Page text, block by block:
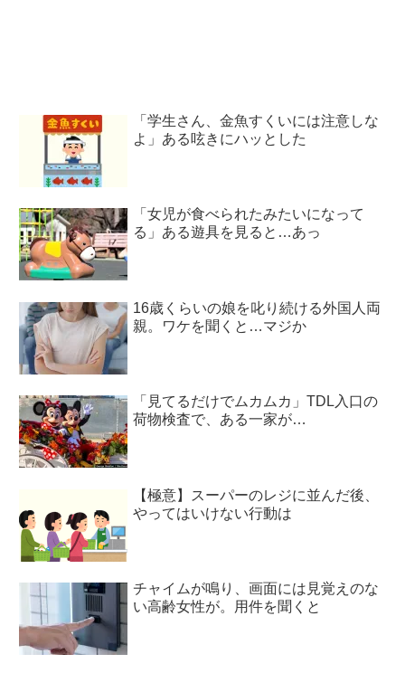
「学生さん、金魚すくいには注意しな
よ」ある呟きにハッとした
「女児が食べられたみたいになって
る」ある遊具を見ると…あっ
16歳くらいの娘を叱り続ける外国人両
親。ワケを聞くと…マジか
「見てるだけでムカムカ」TDL入口の
荷物検査で、ある一家が…
【極意】スーパーのレジに並んだ後、
やってはいけない行動は
チャイムが鳴り、画面には見覚えのな
い高齢女性が。用件を聞くと